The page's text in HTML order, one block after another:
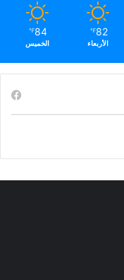
82
℉
الأربعاء
84
℉
الخميس